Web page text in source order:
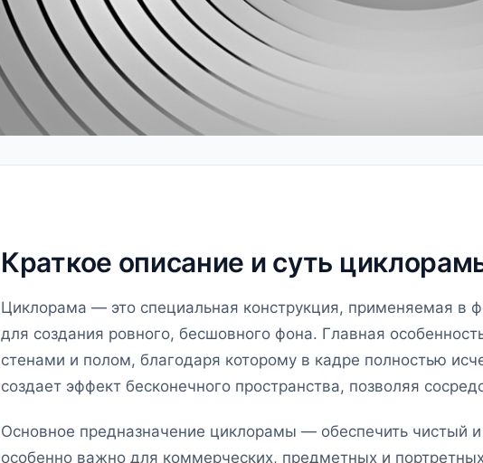
Краткое описание и суть
Циклорама — это специальная конструкция, применяемая в
для создания ровного, бесшовного фона. Главная
стенами и полом, благодаря которому в кадре полностью
создает эффект бесконечного пространства, позволяя
Основное предназначение циклорамы — обеспечить чистый
особенно важно для коммерческих, предметных и